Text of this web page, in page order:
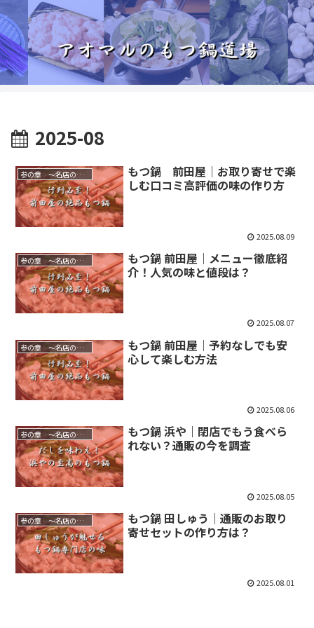
2025-08
参の章 ～名店の味を家庭で～
もつ鍋 前田屋｜お取り寄せで楽
しむ口コミ高評価の味の作り方
2025.08.09
参の章 ～名店の味を家庭で～
もつ鍋 前田屋｜メニュー徹底紹
介！人気の味と値段は？
2025.08.07
参の章 ～名店の味を家庭で～
もつ鍋 前田屋｜予約なしでも安
心して楽しむ方法
2025.08.06
参の章 ～名店の味を家庭で～
もつ鍋 浜や｜閉店でもう食べら
れない？通販の今を調査
2025.08.05
参の章 ～名店の味を家庭で～
もつ鍋 田しゅう｜通販のお取り
寄せセットの作り方は？
2025.08.01